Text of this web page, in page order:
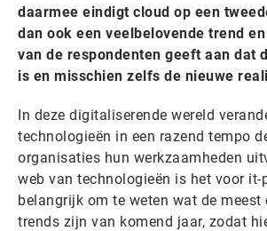
daarmee eindigt cloud op een
dan ook een veelbelovende trend
van de respondenten geeft aan dat
is en misschien zelfs de nieuwe
In deze digitaliserende wereld
technologieën in een razend tempo
organisaties hun werkzaamheden
web van technologieën is het voor
belangrijk om te weten wat de meest
trends zijn van komend jaar, zodat